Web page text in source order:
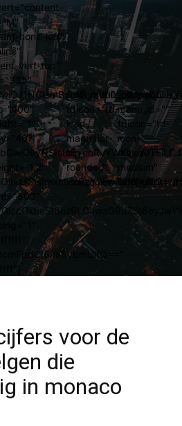
horiz-left"
vert-top"
[tdb_mobile_search
tdicon="td-
icon-
magnifier-
big-
rounded"
icon_color="#ffffff"]
menu_id=""
tdicon="td-
icon-
menu-
medium"
voor de
die
in monaco